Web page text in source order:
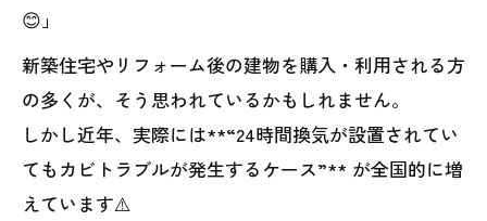
😊」
新築住宅やリフォーム後の建物を購入・利用される方
の多くが、そう思われているかもしれません。
しかし近年、実際には**“24時間換気が設置されてい
てもカビトラブルが発生するケース”** が全国的に増
えています⚠️